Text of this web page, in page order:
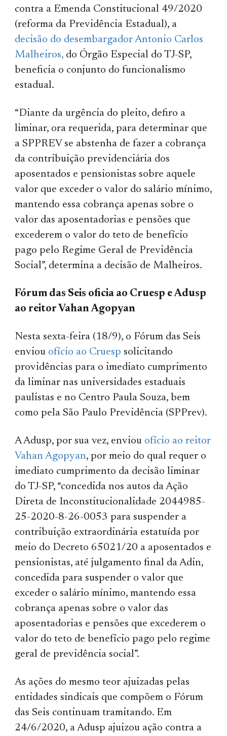
contra a Emenda Constitucional 49/2020
(reforma da Previdência Estadual), a
decisão do desembargador Antonio Carlos
Malheiros, do Órgão Especial do TJ-SP,
beneficia o conjunto do funcionalismo
estadual.
“Diante da urgência do pleito, defiro a
liminar, ora requerida, para determinar que
a SPPREV se abstenha de fazer a cobrança
da contribuição previdenciária dos
aposentados e pensionistas sobre aquele
valor que exceder o valor do salário mínimo,
mantendo essa cobrança apenas sobre o
valor das aposentadorias e pensões que
excederem o valor do teto de benefício
pago pelo Regime Geral de Previdência
Social”, determina a decisão de Malheiros.
Fórum das Seis oficia ao Cruesp e Adusp
ao reitor Vahan Agopyan
Nesta sexta-feira (18/9), o Fórum das Seis
enviou ofício ao Cruesp solicitando
providências para o imediato cumprimento
da liminar nas universidades estaduais
paulistas e no Centro Paula Souza, bem
como pela São Paulo Previdência (SPPrev).
A Adusp, por sua vez, enviou ofício ao reitor
Vahan Agopyan, por meio do qual requer o
imediato cumprimento da decisão liminar
do TJ-SP, “concedida nos autos da Ação
Direta de Inconstitucionalidade 2044985-
25-2020-8-26-0053 para suspender a
contribuição extraordinária estatuída por
meio do Decreto 65021/20 a aposentados e
pensionistas, até julgamento final da Adin,
concedida para suspender o valor que
exceder o salário mínimo, mantendo essa
cobrança apenas sobre o valor das
aposentadorias e pensões que excederem o
valor do teto de benefício pago pelo regime
geral de previdência social”.
As ações do mesmo teor ajuizadas pelas
entidades sindicais que compõem o Fórum
das Seis continuam tramitando. Em
24/6/2020, a Adusp ajuizou ação contra a